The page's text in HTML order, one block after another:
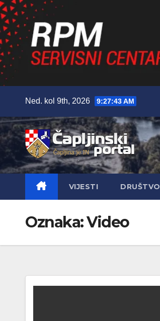
content
Ned. kol 9th, 2026 9:27:44 AM
VIJESTI DRUŠTVO
Oznaka:Video